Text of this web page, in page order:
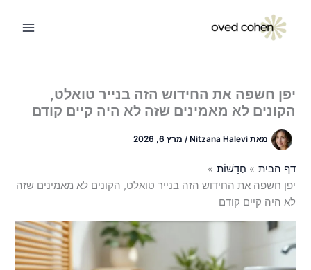
יפן חשפה את החידוש הזה בנייר טואלט,
הקונים לא מאמינים שזה לא היה קיים קודם
מאתNitzana Halevi
/ מרץ 6, 2026
דף הבית
חֲדָשׁוֹת
יפן חשפה את החידוש הזה בנייר טואלט, הקונים לא מאמינים שזה
לא היה קיים קודם